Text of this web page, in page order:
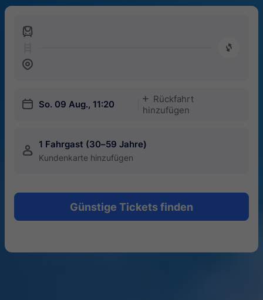
󱍉
󰿠
󱒣
󱎗 So. 09 Aug., 11:20
󱅇
Rückfahrt
hinzufügen
󱍂 1 Fahrgast (30–59 Jahre)
Kundenkarte hinzufügen
Günstige Tickets finden